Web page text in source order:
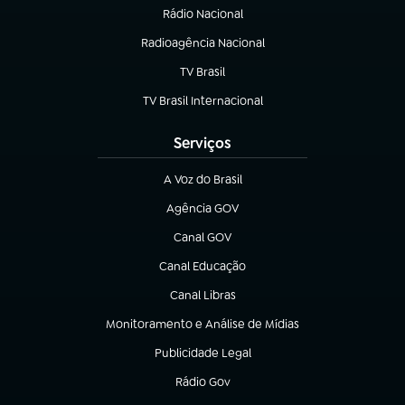
Rádio Nacional
Radioagência Nacional
(abre em nova aba)
TV Brasil
(abre em nova aba)
TV Brasil Internacional
(abre em nova aba)
Serviços
A Voz do Brasil
(abre em nova aba)
Agência GOV
(abre em nova aba)
Canal GOV
(abre em nova aba)
Canal Educação
(abre em nova aba)
Canal Libras
(abre em nova aba)
Monitoramento e Análise de Mídias
(abre em nova aba)
Publicidade Legal
(abre em nova aba)
Rádio Gov
(abre em nova aba)